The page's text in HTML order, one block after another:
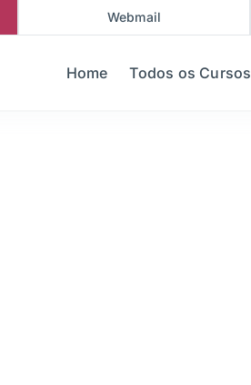
Webmail
Home Todos os Cursos